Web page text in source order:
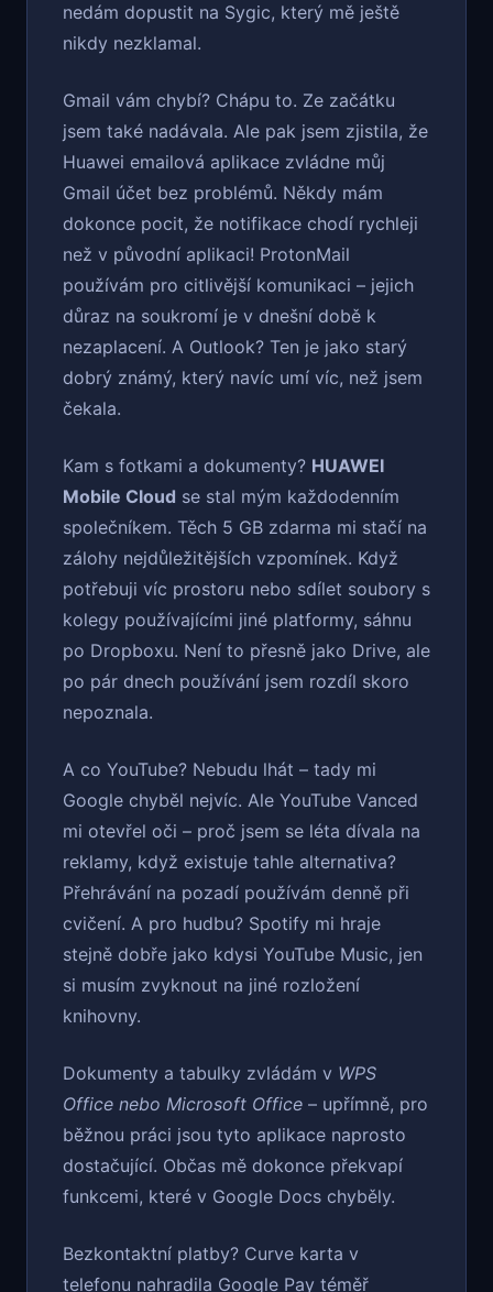
nedám dopustit na Sygic, který mě ještě
nikdy nezklamal.
Gmail vám chybí? Chápu to. Ze začátku
jsem také nadávala. Ale pak jsem zjistila, že
Huawei emailová aplikace zvládne můj
Gmail účet bez problémů. Někdy mám
dokonce pocit, že notifikace chodí rychleji
než v původní aplikaci! ProtonMail
používám pro citlivější komunikaci – jejich
důraz na soukromí je v dnešní době k
nezaplacení. A Outlook? Ten je jako starý
dobrý známý, který navíc umí víc, než jsem
čekala.
Kam s fotkami a dokumenty? HUAWEI
Mobile Cloud se stal mým každodenním
společníkem. Těch 5 GB zdarma mi stačí na
zálohy nejdůležitějších vzpomínek. Když
potřebuji víc prostoru nebo sdílet soubory s
kolegy používajícími jiné platformy, sáhnu
po Dropboxu. Není to přesně jako Drive, ale
po pár dnech používání jsem rozdíl skoro
nepoznala.
A co YouTube? Nebudu lhát – tady mi
Google chyběl nejvíc. Ale YouTube Vanced
mi otevřel oči – proč jsem se léta dívala na
reklamy, když existuje tahle alternativa?
Přehrávání na pozadí používám denně při
cvičení. A pro hudbu? Spotify mi hraje
stejně dobře jako kdysi YouTube Music, jen
si musím zvyknout na jiné rozložení
knihovny.
Dokumenty a tabulky zvládám v WPS
Office nebo Microsoft Office – upřímně, pro
běžnou práci jsou tyto aplikace naprosto
dostačující. Občas mě dokonce překvapí
funkcemi, které v Google Docs chyběly.
Bezkontaktní platby? Curve karta v
telefonu nahradila Google Pay téměř